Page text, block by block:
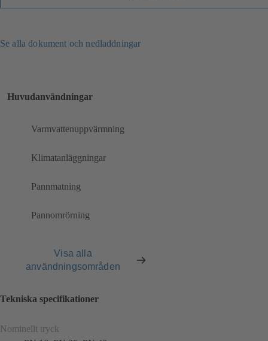
Se alla dokument och nedladdningar
Huvudanvändningar
Varmvattenuppvärmning
Klimatanläggningar
Pannmatning
Pannomrörning
Visa alla
användningsområden
Tekniska specifikationer
Nominellt tryck